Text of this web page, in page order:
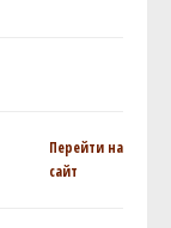
Перейти на
сайт